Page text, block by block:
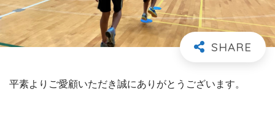
平素よりご愛顧いただき誠にありがとうございます。